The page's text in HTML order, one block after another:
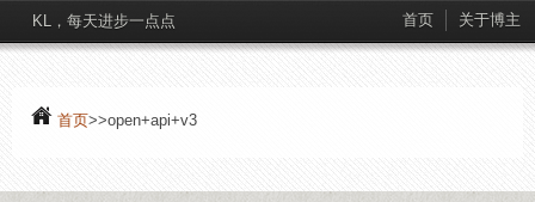
KL，每天进步一点点 首页 关于博主
首页>>open+api+v3